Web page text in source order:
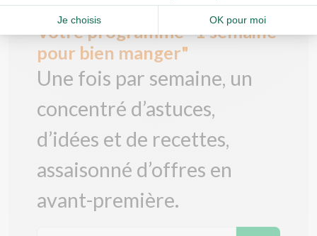
Votre programme "1 semaine
pour bien manger"
Une fois par semaine, un
concentré d’astuces,
d’idées et de recettes,
assaisonné d’offres en
avant-première.